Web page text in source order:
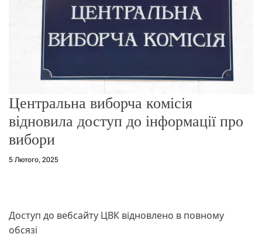
м
у
Центральна виборча комісія
відновила доступ до інформації про
вибори
5 Лютого, 2025
Доступ до вебсайту ЦВК відновлено в повному
обсязі